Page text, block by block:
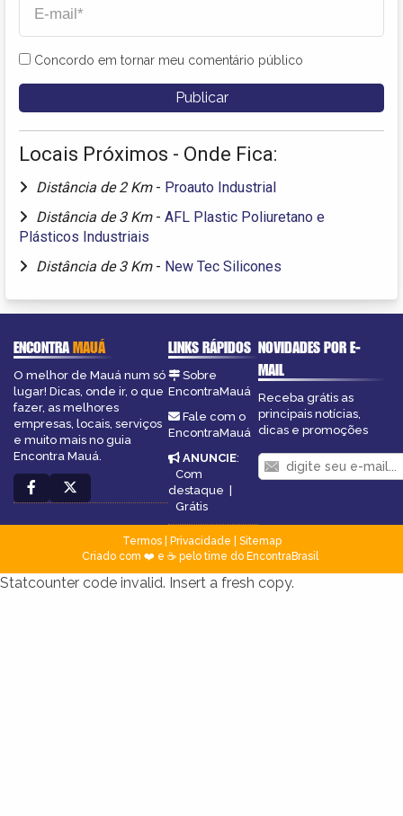
Concordo em tornar meu comentário público
Locais Próximos - Onde Fica:
Distância de 2 Km - Proauto Industrial
Distância de 3 Km - AFL Plastic Poliuretano e
Plásticos Industriais
Distância de 3 Km - New Tec Silicones
ENCONTRAMAUÁ
O melhor de Mauá num só
lugar! Dicas, onde ir, o que
fazer, as melhores
empresas, locais, serviços
e muito mais no guia
Encontra Mauá.
LINKS RÁPIDOS
Sobre
EncontraMauá
Fale com o
EncontraMauá
ANUNCIE:
Com
destaque |
Grátis
NOVIDADES POR E-
MAIL
Receba grátis as
principais notícias,
dicas e promoções
Termos| Privacidade
Sitemap
Criado com ❤️ e ☕ pelo time do EncontraBrasil
Statcounter code invalid. Insert a fresh copy.